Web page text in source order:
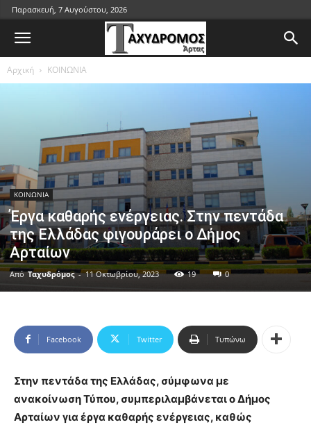
Παρασκευή, 7 Αυγούστου, 2026
Αρχική ΚΟΙΝΩΝΙΑ
ΚΟΙΝΩΝΙΑ
Έργα καθαρής ενέργειας. Στην πεντάδα
της Ελλάδας φιγουράρει ο Δήμος
Αρταίων
Από Ταχυδρόμος - 11 Οκτωβρίου, 2023 19 0
Facebook Twitter Τυπώνω
Στην πεντάδα της Ελλάδας, σύμφωνα με
ανακοίνωση Τύπου, συμπεριλαμβάνεται ο Δήμος
Αρταίων για έργα καθαρής ενέργειας, καθώς